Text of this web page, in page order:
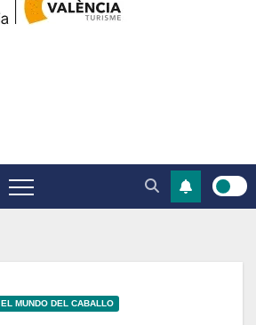
EL MUNDO DEL CABALLO